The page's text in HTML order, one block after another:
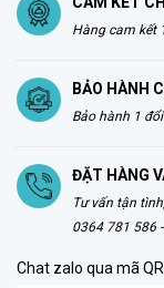
Hàng cam kết
BẢO HÀNH
Bảo hành 1
ĐẶT HÀNG
Tư vấn tận
0364 781 586
Chat zalo qua mã QR